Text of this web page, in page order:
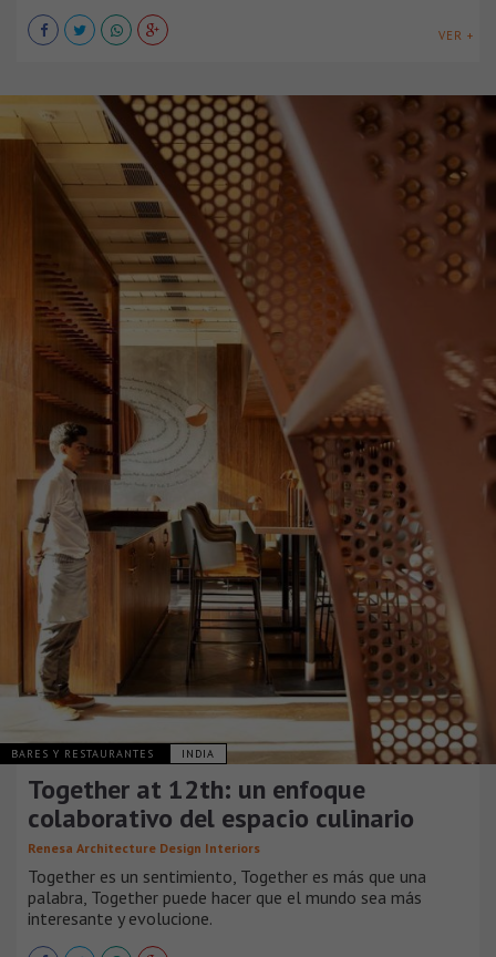
VER +
BARES Y RESTAURANTES INDIA
Together at 12th: un enfoque
colaborativo del espacio culinario
Renesa Architecture Design Interiors
Together es un sentimiento, Together es más que una
palabra, Together puede hacer que el mundo sea más
interesante y evolucione.